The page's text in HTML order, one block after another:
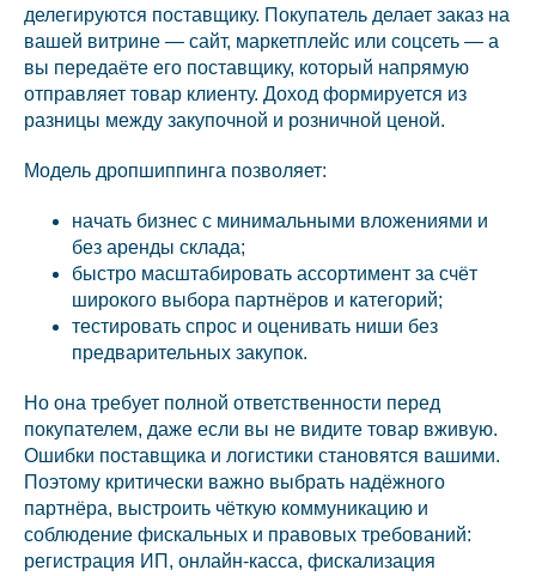
делегируются поставщику. Покупатель делает заказ на
вашей витрине — сайт, маркетплейс или соцсеть — а
вы передаёте его поставщику, который напрямую
отправляет товар клиенту. Доход формируется из
разницы между закупочной и розничной ценой.
Модель дропшиппинга позволяет:
начать бизнес с минимальными вложениями и
без аренды склада;
быстро масштабировать ассортимент за счёт
широкого выбора партнёров и категорий;
тестировать спрос и оценивать ниши без
предварительных закупок.
Но она требует полной ответственности перед
покупателем, даже если вы не видите товар вживую.
Ошибки поставщика и логистики становятся вашими.
Поэтому критически важно выбрать надёжного
партнёра, выстроить чёткую коммуникацию и
соблюдение фискальных и правовых требований:
регистрация ИП, онлайн-касса, фискализация